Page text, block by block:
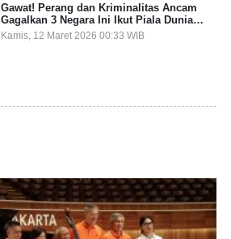
Gawat! Perang dan Kriminalitas Ancam
Gagalkan 3 Negara Ini Ikut Piala Dunia
2026
Kamis, 12 Maret 2026 00:33 WIB